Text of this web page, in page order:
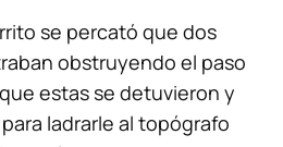
se percató que dos
obstruyendo el paso
estas se detuvieron y
ladrarle al topógrafo